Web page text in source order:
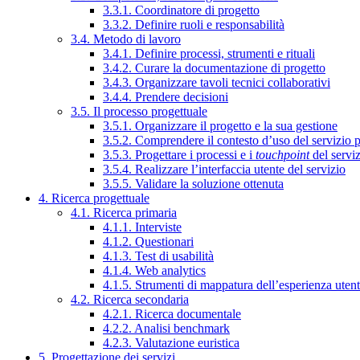
3.3.1. Coordinatore di progetto
3.3.2. Definire ruoli e responsabilità
3.4. Metodo di lavoro
3.4.1. Definire processi, strumenti e rituali
3.4.2. Curare la documentazione di progetto
3.4.3. Organizzare tavoli tecnici collaborativi
3.4.4. Prendere decisioni
3.5. Il processo progettuale
3.5.1. Organizzare il progetto e la sua gestione
3.5.2. Comprendere il contesto d’uso del servizio
3.5.3. Progettare i processi e i touchpointdel
3.5.4. Realizzare l’interfaccia utente del servizio
3.5.5. Validare la soluzione ottenuta
4. Ricerca progettuale
4.1. Ricerca primaria
4.1.1. Interviste
4.1.2. Questionari
4.1.3. Test di usabilità
4.1.4. Web analytics
4.1.5. Strumenti di mappatura dell’esperienza
4.2. Ricerca secondaria
4.2.1. Ricerca documentale
4.2.2. Analisi benchmark
4.2.3. Valutazione euristica
5. Progettazione dei servizi